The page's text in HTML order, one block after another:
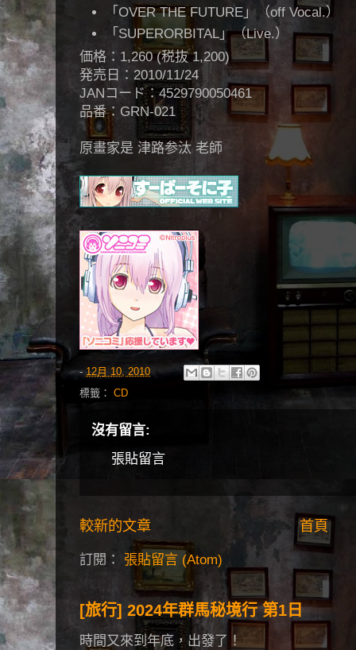
「OVER THE FUTURE」（off Vocal.）
「SUPERORBITAL」（Live.）
価格：1,260 (税抜 1,200)
発売日：2010/11/24
JANコード：4529790050461
品番：GRN-021
原畫家是 津路参汰 老師
- 12月 10, 2010
標籤： CD
沒有留言:
張貼留言
較新的文章 首頁
訂閱： 張貼留言 (Atom)
[旅行] 2024年群馬秘境行 第1日
時間又來到年底，出發了！